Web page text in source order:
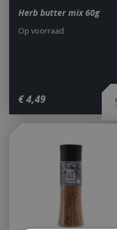
Herb butter mix 60g
€4,49
Op voorraad